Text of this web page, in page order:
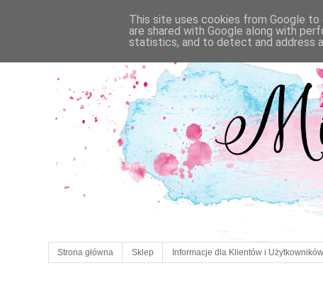
Strona główna Sklep Informacje dla Klientów i
This site uses cookies from Google
are shared with Google along with
statistics, and to detect and address